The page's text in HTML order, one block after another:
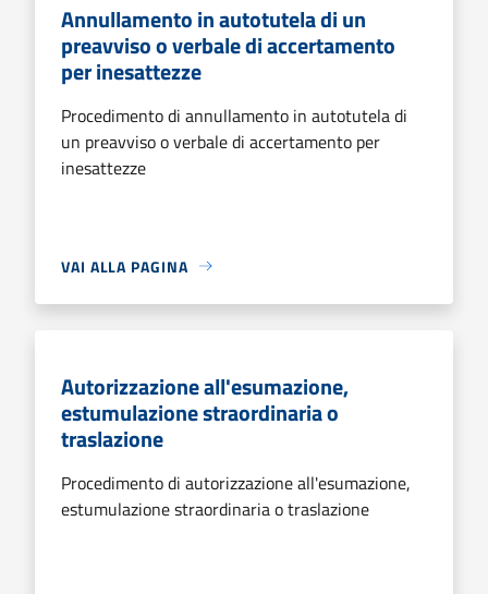
Annullamento in autotutela di un
preavviso o verbale di accertamento
per inesattezze
Procedimento di annullamento in autotutela di
un preavviso o verbale di accertamento per
inesattezze
VAI ALLA PAGINA
Autorizzazione all'esumazione,
estumulazione straordinaria o
traslazione
Procedimento di autorizzazione all'esumazione,
estumulazione straordinaria o traslazione